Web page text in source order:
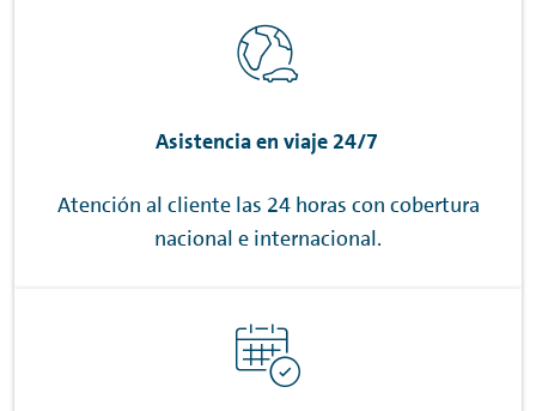
Asistencia en viaje 24/7
Atención al cliente las 24 horas con cobertura
nacional e internacional.